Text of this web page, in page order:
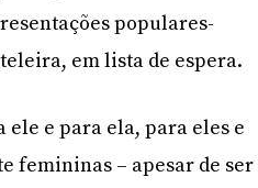
populares-
em lista de espera.
ele e para ela, para eles e
femininas – apesar de ser